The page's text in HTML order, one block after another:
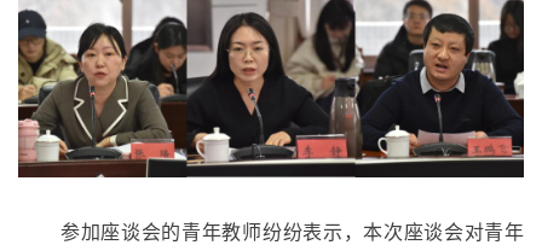
参加座谈会的青年教师纷纷表示，本次座谈会对青年